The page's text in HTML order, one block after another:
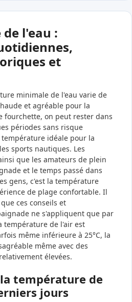
l'eau :
et
minimale de l'eau varie de
et agréable pour la
fourchette, on peut rester dans
périodes sans risque
idéale pour la
sports nautiques. Les
que les amateurs de plein
et le temps passé dans
gens, c'est la température
de plage confortable. Il
ces conseils et
ne s'appliquent que par
température de l'air est
même inférieure à 25°C, la
même avec des
élevées.
température de
jours